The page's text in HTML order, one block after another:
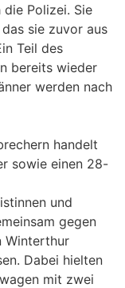
die Polizei. Sie
sie zuvor aus
Teil des
bereits wieder
werden nach
handelt
sowie einen 28-
und
gegen
Winterthur
Dabei hielten
mit zwei